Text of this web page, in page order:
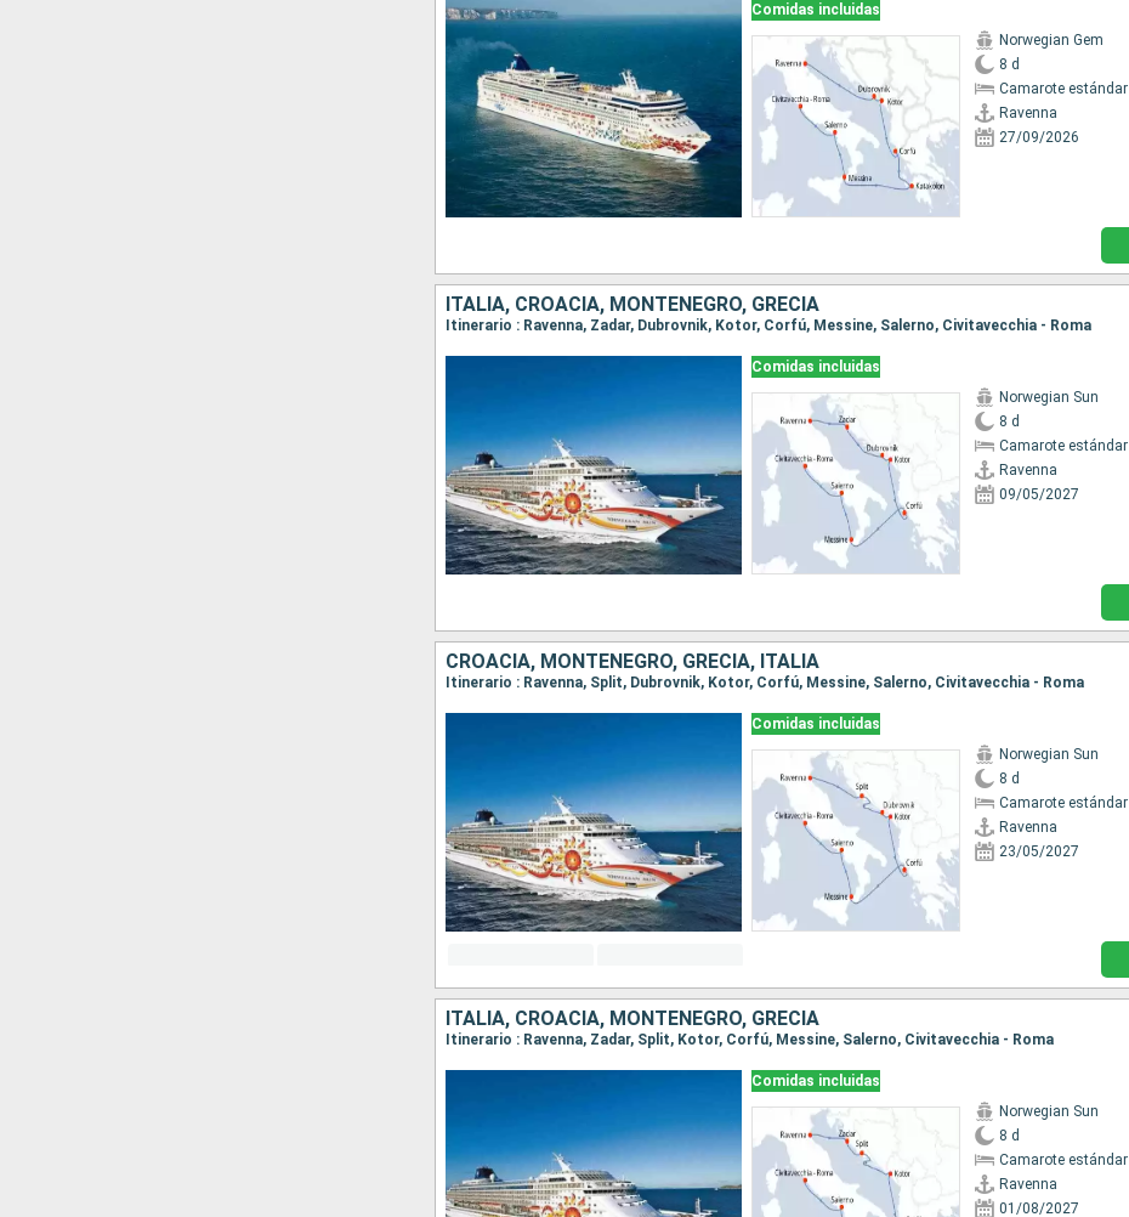
Comidas incluidas
Norwegian Gem
8 d
Camarote estándar
Ravenna
27/09/2026
ITALIA, CROACIA, MONTENEGRO, GRECIA
Itinerario : Ravenna, Zadar, Dubrovnik, Kotor, Corfú, Messine, Salerno, Civitavecchia - Roma
Comidas incluidas
Norwegian Sun
8 d
Camarote estándar
Ravenna
09/05/2027
CROACIA, MONTENEGRO, GRECIA, ITALIA
Itinerario : Ravenna, Split, Dubrovnik, Kotor, Corfú, Messine, Salerno, Civitavecchia - Roma
Comidas incluidas
Norwegian Sun
8 d
Camarote estándar
Ravenna
23/05/2027
ITALIA, CROACIA, MONTENEGRO, GRECIA
Itinerario : Ravenna, Zadar, Split, Kotor, Corfú, Messine, Salerno, Civitavecchia - Roma
Comidas incluidas
Norwegian Sun
8 d
Camarote estándar
Ravenna
01/08/2027